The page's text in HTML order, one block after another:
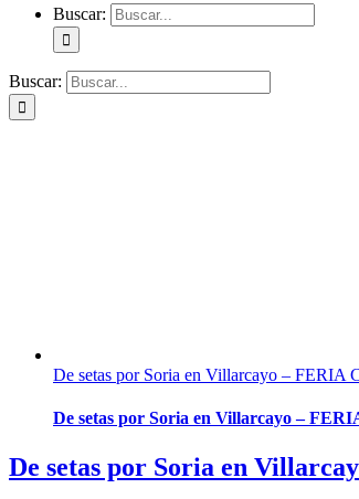
Buscar:
Buscar:
De setas por Soria en Villarcayo – FERIA
De setas por Soria en Villarcayo –
De setas por Soria en